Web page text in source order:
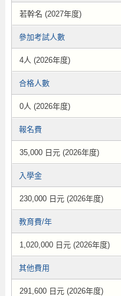
若幹名 (2027年度)
參加考試人數
4人 (2026年度)
合格人數
0人 (2026年度)
報名費
35,000 日元 (2026年度)
入學金
230,000 日元 (2026年度)
教育費/年
1,020,000 日元 (2026年度)
其他費用
291,600 日元 (2026年度)